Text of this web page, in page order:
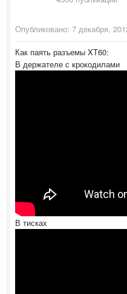
Опубликовано: 7 декабря,
Как паять разъемы XT60:
В держателе с крокодилами
В тисках